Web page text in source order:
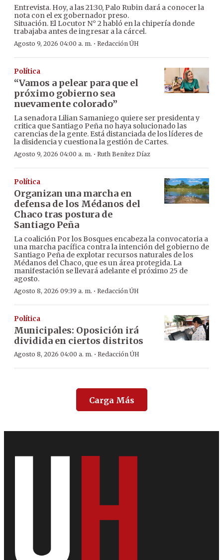
Entrevista. Hoy, a las 21:30, Palo Rubin dará a conocer la
nota con el ex gobernador preso.
Situación. El Locutor N° 2 habló en la chipería donde
trabajaba antes de ingresar a la cárcel.
Agosto 9, 2026 04:00 a. m. · Redacción ÚH
Política
“Vamos a pelear para que el
próximo gobierno sea
nuevamente colorado”
La senadora Lilian Samaniego quiere ser presidenta y
critica que Santiago Peña no haya solucionado las
carencias de la gente. Está distanciada de los líderes de
la disidencia y cuestiona la gestión de Cartes.
Agosto 9, 2026 04:00 a. m. · Ruth Benítez Díaz
Política
Organizan una marcha en
defensa de los Médanos del
Chaco tras postura de
Santiago Peña
La coalición Por los Bosques encabeza la convocatoria a
una marcha pacífica contra la intención del gobierno de
Santiago Peña de explotar recursos naturales de los
Médanos del Chaco, que es un área protegida. La
manifestación se llevará adelante el próximo 25 de
agosto.
Agosto 8, 2026 09:39 a. m. · Redacción ÚH
Política
Municipales: Oposición irá
dividida en ciertos distritos
Agosto 8, 2026 04:00 a. m. · Redacción ÚH
Carga Más